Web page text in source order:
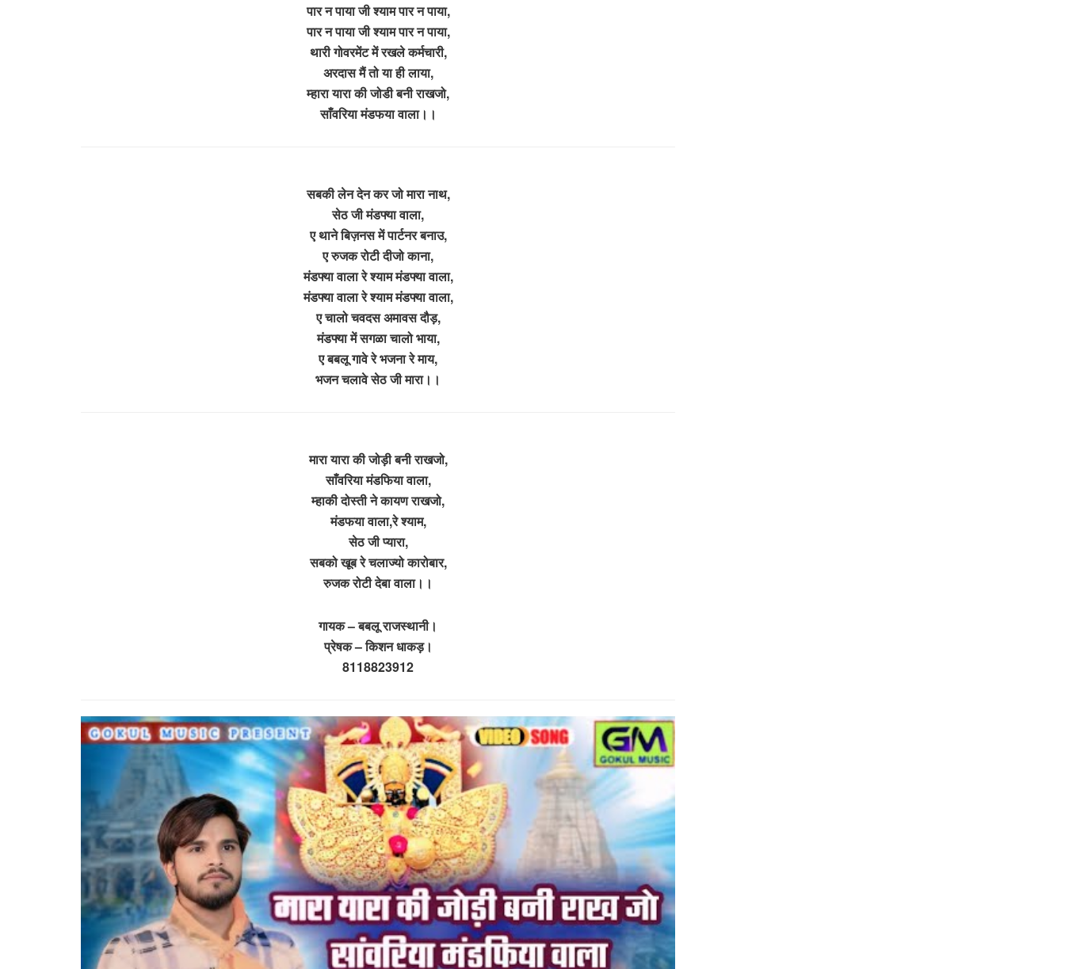
पार न पाया जी श्याम पार न पाया,
पार न पाया जी श्याम पार न पाया,
थारी गोवरमेंट में रखले कर्मचारी,
अरदास मैं तो या ही लाया,
म्हारा यारा की जोडी बनी राखजो,
साँवरिया मंडफया वाला।।
सबकी लेन देन कर जो मारा नाथ,
सेठ जी मंडफ्या वाला,
ए थाने बिज़नस में पार्टनर बनाउ,
ए रुजक रोटी दीजो काना,
मंडफ्या वाला रे श्याम मंडफ्या वाला,
मंडफ्या वाला रे श्याम मंडफ्या वाला,
ए चालो चवदस अमावस दौड़,
मंडफ्या में सगळा चालो भाया,
ए बबलू गावे रे भजना रे माय,
भजन चलावे सेठ जी मारा।।
मारा यारा की जोड़ी बनी राखजो,
साँवरिया मंडफिया वाला,
म्हाकी दोस्ती ने कायण राखजो,
मंडफया वाला,रे श्याम,
सेठ जी प्यारा,
सबको खूब रे चलाज्यो कारोबार,
रुजक रोटी देबा वाला।।
गायक – बबलू राजस्थानी।
प्रेषक – किशन धाकड़।
8118823912